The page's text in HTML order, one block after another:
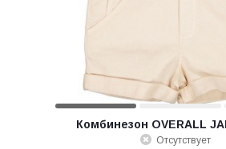
Комбинезон OVERALL
Отсутствует